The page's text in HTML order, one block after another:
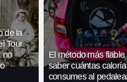
de la
Tour
no
El método más fiable
saber cuántas
consumes al